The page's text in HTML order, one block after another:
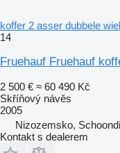
koffer 2 asser dubbele
14
Fruehauf Fruehauf
2 500 € ≈ 60 490 Kč
Skříňový návěs
2005
Nizozemsko,
Kontakt s dealerem